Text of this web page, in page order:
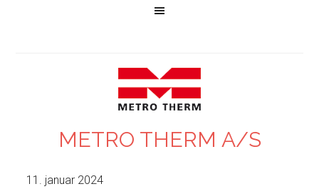
METRO THERM A/S
11. januar 2024